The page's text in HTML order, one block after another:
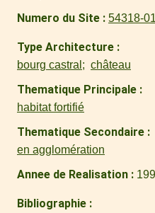
Numero du Site 54318-01
Type Architecture
bourg castral château
Thematique Principale
habitat fortifié
Thematique Secondaire
en agglomération
Annee de Realisation
Bibliographie